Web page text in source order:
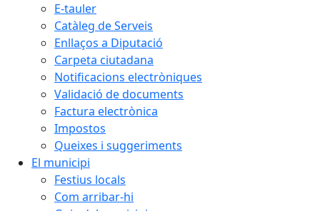
E-tauler
Catàleg de Serveis
Enllaços a Diputació
Carpeta ciutadana
Notificacions electròniques
Validació de documents
Factura electrònica
Impostos
Queixes i suggeriments
El municipi
Festius locals
Com arribar-hi